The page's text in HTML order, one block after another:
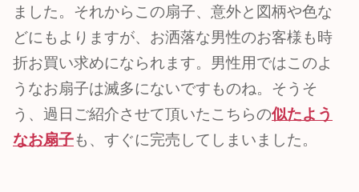
ました。それからこの扇子、意外と図柄や色な
どにもよりますが、お洒落な男性のお客様も時
折お買い求めになられます。男性用ではこのよ
うなお扇子は滅多にないですものね。そうそ
う、過日ご紹介させて頂いたこちらの似たよう
なお扇子も、すぐに完売してしまいました。